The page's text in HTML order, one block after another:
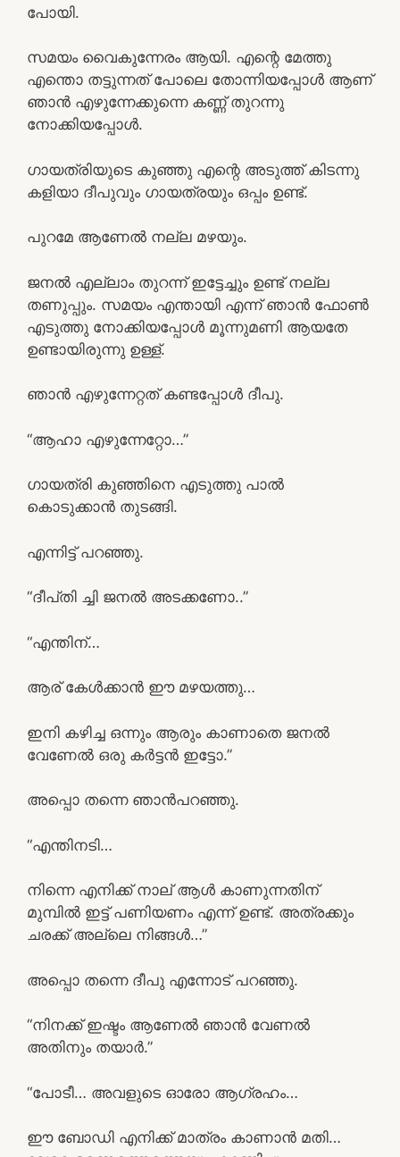
പോയി.
സമയം വൈകുന്നേരം ആയി. എന്റെ മേത്തു
എന്തൊ തട്ടുന്നത് പോലെ തോന്നിയപ്പോൾ ആണ്
ഞാൻ എഴുന്നേക്കുന്നെ കണ്ണ് തുറന്നു
നോക്കിയപ്പോൾ.
ഗായത്രിയുടെ കുഞ്ഞു എന്റെ അടുത്ത് കിടന്നു
കളിയാ ദീപുവും ഗായത്രയും ഒപ്പം ഉണ്ട്.
പുറമേ ആണേൽ നല്ല മഴയും.
ജനൽ എല്ലാം തുറന്ന് ഇട്ടേച്ചും ഉണ്ട് നല്ല
തണുപ്പും. സമയം എന്തായി എന്ന് ഞാൻ ഫോൺ
എടുത്തു നോക്കിയപ്പോൾ മൂന്നുമണി ആയതേ
ഉണ്ടായിരുന്നു ഉള്ള്.
ഞാൻ എഴുന്നേറ്റത് കണ്ടപ്പോൾ ദീപു.
“ആഹാ എഴുന്നേറ്റോ…”
ഗായത്രി കുഞ്ഞിനെ എടുത്തു പാൽ
കൊടുക്കാൻ തുടങ്ങി.
എന്നിട്ട് പറഞ്ഞു.
“ദീപ്‌തി ച്ചി ജനൽ അടക്കണോ..”
“എന്തിന്…
ആര് കേൾക്കാൻ ഈ മഴയത്തു…
ഇനി കഴിച്ച ഒന്നും ആരും കാണാതെ ജനൽ
വേണേൽ ഒരു കർട്ടൻ ഇട്ടോ.”
അപ്പൊ തന്നെ ഞാൻപറഞ്ഞു.
“എന്തിനടി…
നിന്നെ എനിക്ക് നാല് ആൾ കാണുന്നതിന്
മുമ്പിൽ ഇട്ട് പണിയണം എന്ന് ഉണ്ട്. അത്രക്കും
ചരക്ക് അല്ലെ നിങ്ങൾ…”
അപ്പൊ തന്നെ ദീപു എന്നോട് പറഞ്ഞു.
“നിനക്ക് ഇഷ്ടം ആണേൽ ഞാൻ വേണൽ
അതിനും തയാർ.”
“പോടീ… അവളുടെ ഓരോ ആഗ്രഹം…
ഈ ബോഡി എനിക്ക് മാത്രം കാണാൻ മതി…